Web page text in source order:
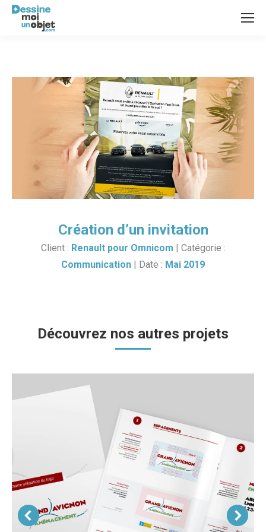
Création d’un invitation
Client : Renault pour Omnicom | Catégorie :
Communication | Date : Mai 2019
Découvrez nos autres projets